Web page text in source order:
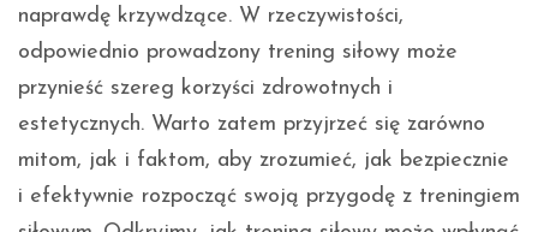
naprawdę krzywdzące. W rzeczywistości,
odpowiednio prowadzony trening siłowy może
przynieść szereg korzyści zdrowotnych i
estetycznych. Warto zatem przyjrzeć się zarówno
mitom, jak i faktom, aby zrozumieć, jak bezpiecznie
i efektywnie rozpocząć swoją przygodę z treningiem